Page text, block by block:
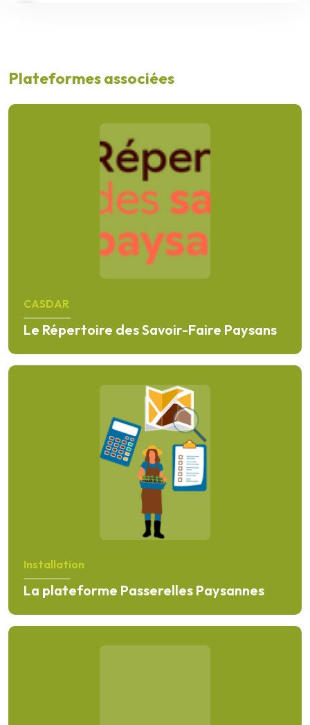
Plateformes associées
CASDAR
Le Répertoire des Savoir-Faire Paysans
En savoir plus
Installation
La plateforme Passerelles Paysannes
En savoir plus